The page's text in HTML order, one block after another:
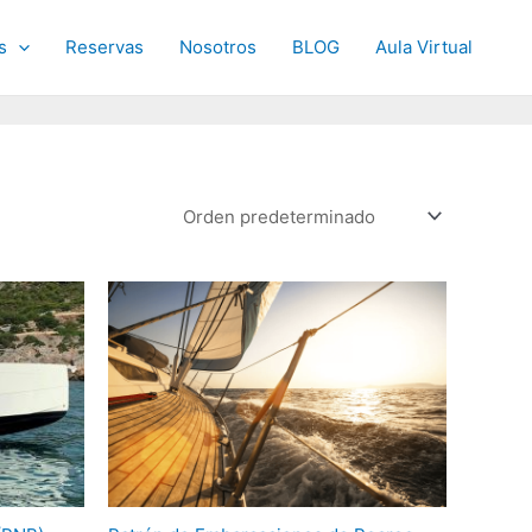
Reservas Nosotros BLOG Aula Virtual